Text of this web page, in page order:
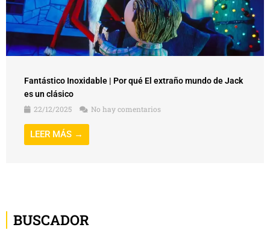
Fantástico Inoxidable | Por qué El extraño mundo de Jack
es un clásico
22/12/2025
No hay comentarios
LEER MÁS →
BUSCADOR